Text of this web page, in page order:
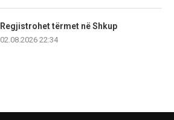
Regjistrohet tërmet në Shkup
02.08.2026 22:34